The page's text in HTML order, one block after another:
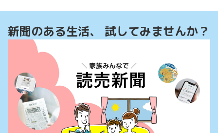
新聞のある生活、 試してみませんか？